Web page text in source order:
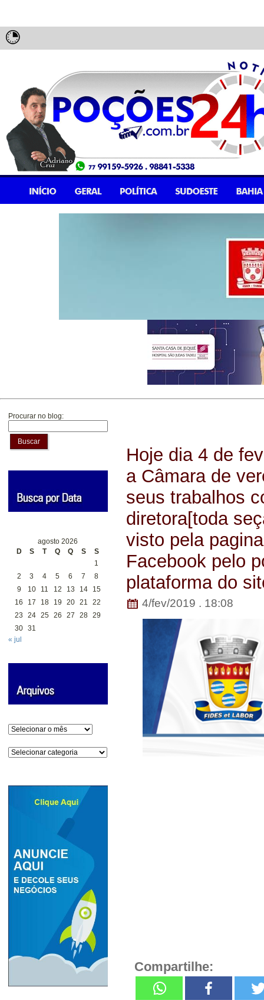
Procurar no blog:
Buscar
agosto 2026
D
S T Q Q S
S
1
2
3 4 5 6 7
8
9
10 11 12 13 14
15
16
17 18 19 20 21
22
23
24 25 26 27 28 29
30 31
« jul
Arquivos
Categorias
Hoje dia 4 de
a Câmara de
seus trabalhos
diretora[toda
visto pela
Facebook pelo
plataforma do
4/fev/2019 . 18:08
Compartilhe: